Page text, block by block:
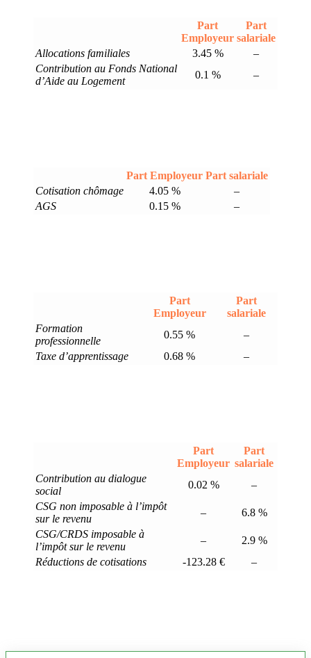
Part
Employeur
Part
salariale
Allocations familiales
3.45 %
–
Contribution au Fonds National
d’Aide au Logement
0.1 % –
Part Employeur Part salariale
Cotisation chômage
4.05 %
–
AGS
0.15 % –
Part
Employeur
Part
salariale
Formation
professionnelle
0.55 %
–
Taxe d’apprentissage
0.68 % –
Part
Employeur
Part
salariale
Contribution au dialogue
social
0.02 %
–
CSG non imposable à l’impôt
sur le revenu
–
6.8 %
CSG/CRDS imposable à
l’impôt sur le revenu
–
2.9 %
Réductions de cotisations
-123.28 € –